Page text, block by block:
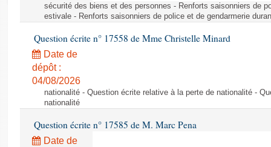
Baromètre de l’application des lois
Dossiers législatifs
Budget et sécurité sociale
Questions écrites et orales
Comptes rendus des débats
sécurité des biens et des personnes - Renforts saisonniers de
estivale - Renforts saisonniers de police et de gendarmerie
Question écrite n° 17558 de Mme Christelle Minard
Date de
dépôt :
04/08/2026
nationalité - Question écrite relative à la perte de nationalité -
nationalité
Question écrite n° 17585 de M. Marc Pena
Date de